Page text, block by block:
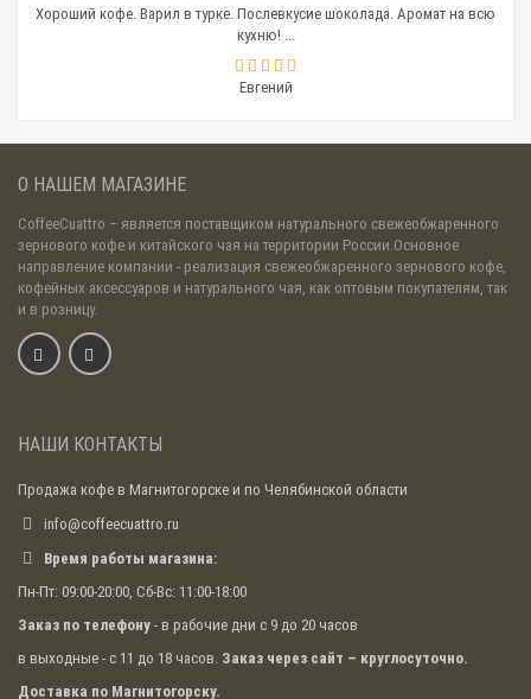
Хороший кофе. Варил в турке. Послевкусие шоколада. Аромат на всю
кухню! ...
Евгений
О НАШЕМ МАГАЗИНЕ
CoffeeCuattro – является поставщиком натурального свежеобжаренного
зернового кофе и китайского чая на территории России.Основное
направление компании - реализация свежеобжаренного зернового кофе,
кофейных аксессуаров и натурального чая, как оптовым покупателям, так
и в розницу.
НАШИ КОНТАКТЫ
Продажа кофе в Магнитогорске и по Челябинской области
info@coffeecuattro.ru
Время работы магазина:
Пн-Пт: 09:00-20:00, Сб-Вс: 11:00-18:00
Заказ по телефону - в рабочие дни с 9 до 20 часов
в выходные - с 11 до 18 часов. Заказ через сайт – круглосуточно.
Доставка по Магнитогорску.